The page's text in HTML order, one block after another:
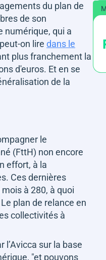
du plan de
de son
numérique, qui a
on lire dans le
plus franchement la
d'euros. Et en se
de la
le
(FttH) non encore
effort, à la
Ces dernières
à 280, à quoi
plan de relance en
collectivités à
sur la base
"et pouvons